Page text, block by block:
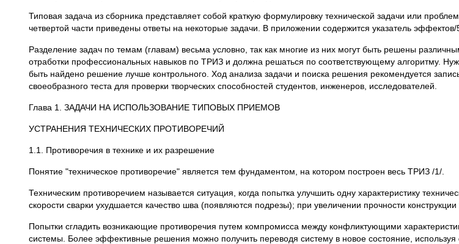
Типовая задача из сборника представляет собой краткую формулировку технической задачи или
четвертой части приведены ответы на некоторые задачи. В приложении содержится указатель
Разделение задач по темам (главам) весьма условно, так как многие из них могут быть решены
отработки профессиональных навыков по ТРИЗ и должна решаться по соответствующему алгоритму.
быть найдено решение лучше контрольного. Ход анализа задачи и поиска решения рекомендуется
своеобразного теста для проверки творческих способностей студентов, инженеров, исследователей.
Глава 1. ЗАДАЧИ НА ИСПОЛЬЗОВАНИЕ ТИПОВЫХ ПРИЕМОВ
УСТРАНЕНИЯ ТЕХНИЧЕСКИХ ПРОТИВОРЕЧИЙ
1.1. Противоречия в технике и их разрешение
Понятие "техническое противоречие" является тем фундаментом, на котором построен весь ТРИЗ /1/.
Техническим противоречием называется ситуация, когда попытка улучшить одну характеристику
скорости сварки ухудшается качество шва (появляются подрезы); при увеличении прочности конструкции
Попытки сгладить возникающие противоречия путем компромисса между конфликтующими
системы. Более эффективные решения можно получить переводя систему в новое состояние,